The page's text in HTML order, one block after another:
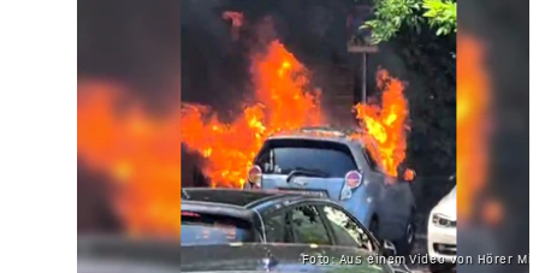
Foto: Aus einem Video von Hörer